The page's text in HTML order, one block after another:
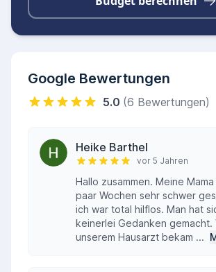
Google Bewertungen
5.0 (6 Bewertungen)
Heike Barthel
vor 5 Jahren
Hallo zusammen. Meine
paar Wochen sehr schwer
ich war total hilflos. Man hat
keinerlei Gedanken gemacht.
unserem Hausarzt bekam ...